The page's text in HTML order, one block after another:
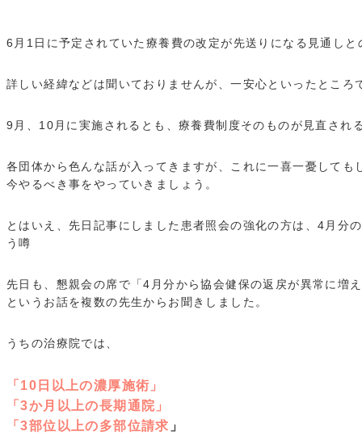
6月1日に予定されていた療養費の改定が先送りになる見通しと
詳しい経緯などは聞いておりませんが、一安心といったところ
9月、10月に実施されるとも、療養費制度そのものが見直され
各団体から色んな話が入ってきますが、これに一喜一憂しても
今やるべき事をやっていきましょう。
とはいえ、先日記事にしました患者照会の強化の方は、4月分
う噂
先日も、懇親会の席で「4月分から協会健保の返戻が異常に増
というお話を複数の先生からお聞きしました。
うちの治療院では、
「10日以上の濃厚施術」
「3か月以上の長期通院」
「3部位以上の多部位請求 」